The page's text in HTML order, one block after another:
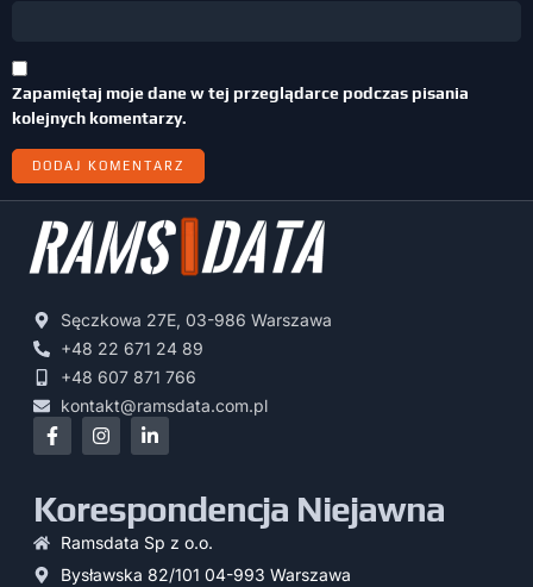
Zapamiętaj moje dane w tej przeglądarce podczas pisania
kolejnych komentarzy.
Sęczkowa 27E, 03-986 Warszawa
+48 22 671 24 89
+48 607 871 766
kontakt@ramsdata.com.pl
Korespondencja Niejawna
Ramsdata Sp z o.o.
Bysławska 82/101 04-993 Warszawa